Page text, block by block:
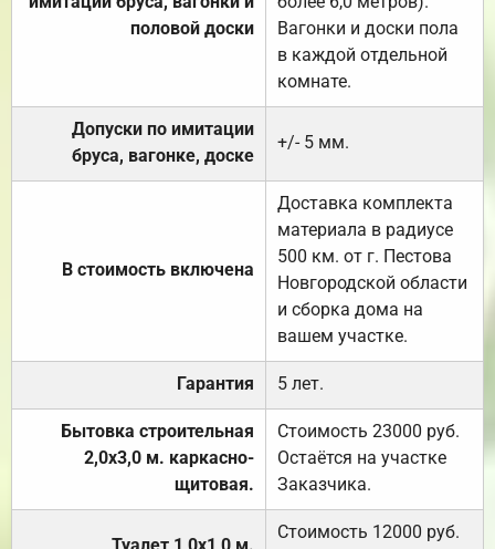
половой доски
Вагонки и доски пола
в каждой отдельной
комнате.
Допуски по имитации
бруса, вагонке, доске
+/- 5 мм.
В стоимость включена
Доставка комплекта
материала в радиусе
500 км. от г. Пестова
Новгородской области
и сборка дома на
вашем участке.
Гарантия 5 лет.
Бытовка строительная
2,0х3,0 м. каркасно-
щитовая.
Стоимость 23000 руб.
Остаётся на участке
Заказчика.
Туалет 1,0х1,0 м.
Стоимость 12000 руб.